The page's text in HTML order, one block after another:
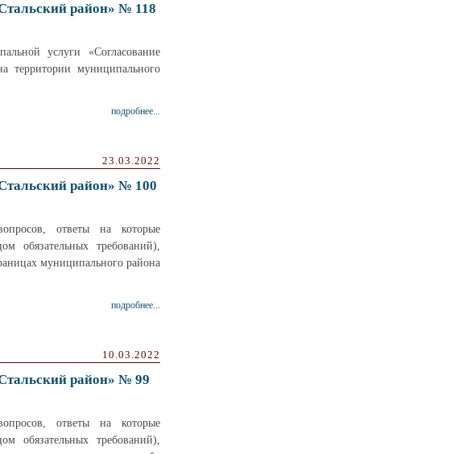
район» № 118
услуги «Согласование
территории муниципального
подробнее...
23.03.2022
район» № 100
ответы на которые
обязательных требований),
муниципального района
подробнее...
10.03.2022
район» № 99
ответы на которые
обязательных требований),